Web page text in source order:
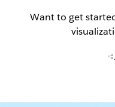
Want to get